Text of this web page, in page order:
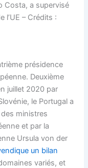
Costa, a supervisé
l’UE – Crédits :
présidence
Deuxième
juillet 2020 par
le Portugal a
ministres
et par la
Ursula von der
un bilan
variés, et